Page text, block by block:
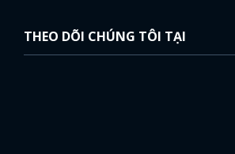
THEO DÕI CHÚNG TÔI TẠI